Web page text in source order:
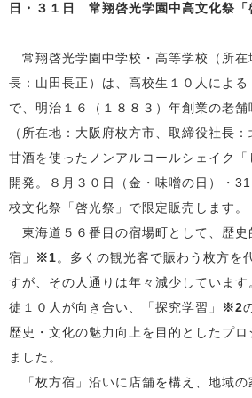
日・３１日 常翔啓光学園中高文化祭「
常翔啓光学園中学校・高等学校（所在
長：山田長正）は、高校生１０人によ
で、明治１６（１８８３）年創業の老
（所在地：大阪府枚方市、取締役社長：
甘酒を使ったノンアルコールシェイク
開発。８月３０日（金・味噌の日）・ 31
校文化祭「啓光祭」で限定販売します。
東海道５６番目の宿場町として、歴史
宿」
※1。多くの観光客で賑わう枚方を
すが、その人通りは年々減少していま
徒１０人が向き合い、「探究学習」
※2
歴史・文化の魅力向上を目的としたプ
ました。
「枚方宿」沿いに店舗を構え、地域の